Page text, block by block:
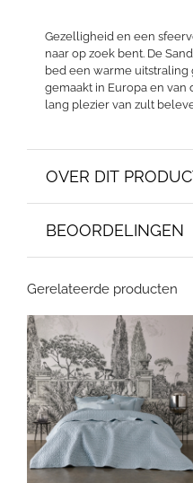
Gezelligheid en een
naar op zoek bent. De
bed een warme uitstraling
gemaakt in Europa en
lang plezier van zult
OVER DIT
BEOORDELINGEN
Gerelateerde producten